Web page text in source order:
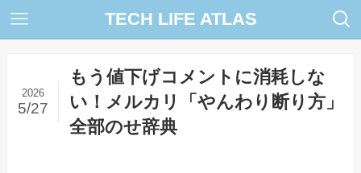
TECH LIFE ATLAS
もう値下げコメントに消耗しな
い！メルカリ「やんわり断り方」
全部のせ辞典
2026
5/27